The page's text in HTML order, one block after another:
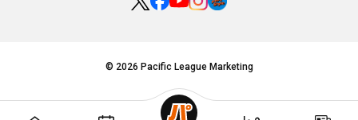
© 2026 Pacific League Marketing